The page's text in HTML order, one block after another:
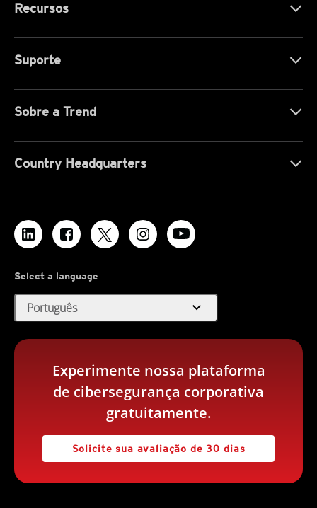
Recursos
Suporte
Sobre a Trend
Country Headquarters
Select a language
Português expand_more
Experimente nossa plataforma
de cibersegurança corporativa
gratuitamente.
Solicite sua avaliação de 30 dias